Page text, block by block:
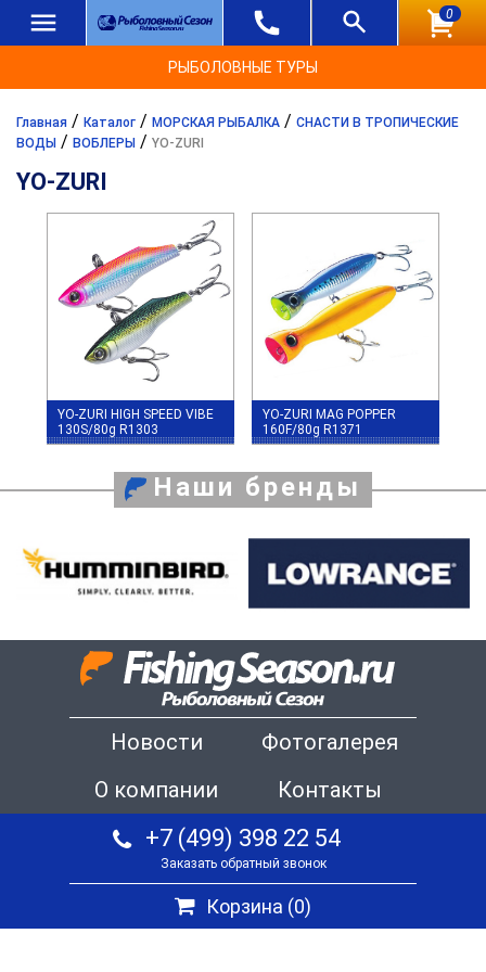
0
РЫБОЛОВНЫЕ ТУРЫ
Главная / Каталог / МОРСКАЯ РЫБАЛКА / СНАСТИ В ТРОПИЧЕСКИЕ
ВОДЫ / ВОБЛЕРЫ / YO-ZURI
YO-ZURI
YO-ZURI HIGH SPEED VIBE
130S/80g R1303
YO-ZURI MAG POPPER
160F/80g R1371
Наши бренды
Новости
Фотогалерея
О компании
Контакты
+7 (499) 398 22 54
Заказать обратный звонок
Корзина (0)